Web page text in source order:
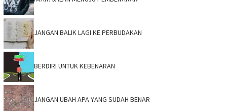
JANGAN BALIK LAGI KE PERBUDAKAN
BERDIRI UNTUK KEBENARAN
JANGAN UBAH APA YANG SUDAH BENAR